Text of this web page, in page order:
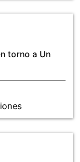
torno a Un